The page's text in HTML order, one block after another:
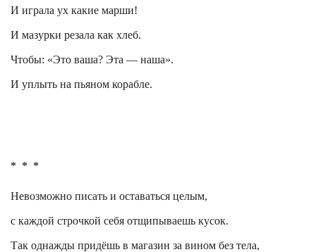
И играла ух какие марши!
И мазурки резала как хлеб.
Чтобы: «Это ваша? Эта — наша».
И уплыть на пьяном корабле.
* * *
Невозможно писать и оставаться целым,
с каждой строчкой себя отщипываешь кусок.
Так однажды придёшь в магазин за вином без тела,